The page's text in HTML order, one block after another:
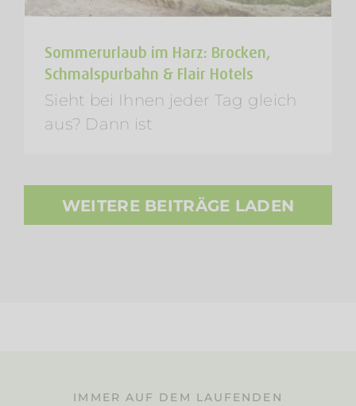
Sommerurlaub im Harz: Brocken,
Schmalspurbahn & Flair Hotels
Sieht bei Ihnen jeder Tag gleich
aus? Dann ist
WEITERE BEITRÄGE LADEN
IMMER AUF DEM LAUFENDEN